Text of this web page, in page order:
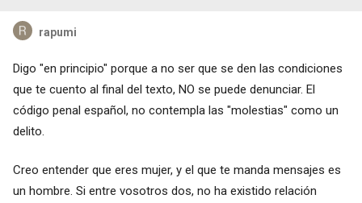
rapumi
Digo "en principio" porque a no ser que se den las condiciones
que te cuento al final del texto, NO se puede denunciar. El
código penal español, no contempla las "molestias" como un
delito.
Creo entender que eres mujer, y el que te manda mensajes es
un hombre. Si entre vosotros dos, no ha existido relación